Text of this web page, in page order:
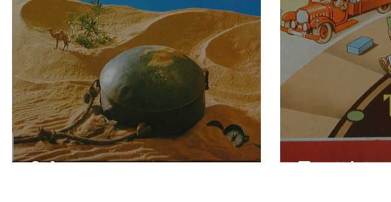
Jahrmarkt/Zirkus Umweltspiele Historische Momente
Sahara Transit